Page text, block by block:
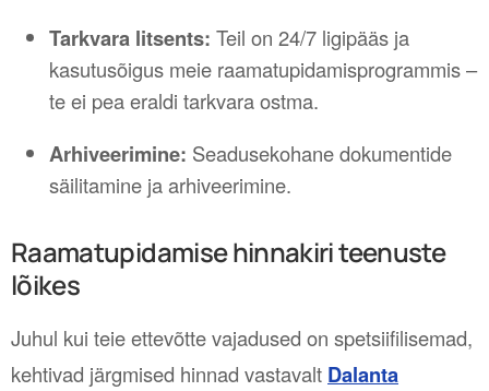
Tarkvara litsents: Teil on 24/7 ligipääs ja
kasutusõigus meie raamatupidamisprogrammis –
te ei pea eraldi tarkvara ostma.
Arhiveerimine: Seadusekohane dokumentide
säilitamine ja arhiveerimine.
Raamatupidamise hinnakiri teenuste
lõikes
Juhul kui teie ettevõtte vajadused on spetsiifilisemad,
kehtivad järgmised hinnad vastavalt Dalanta